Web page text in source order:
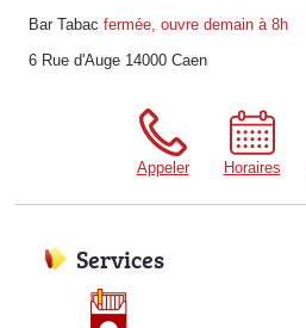
Bar Tabac fermée, ouvre demain à 8h
6 Rue d'Auge 14000 Caen
Appeler Horaires
Services